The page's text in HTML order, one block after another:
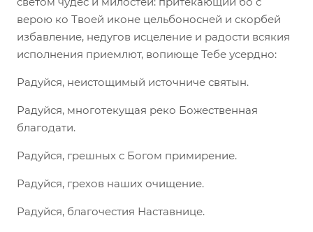
верою ко Твоей иконе цельбоносней и скорбей
избавление, недугов исцеление и радости всякия
исполнения приемлют, вопиюще Тебе усердно:
Радуйся, неистощимый источниче святын.
Радуйся, многотекущая реко Божественная
благодати.
Радуйся, грешных с Богом примирение.
Радуйся, грехов наших очищение.
Радуйся, благочестия Наставнице.